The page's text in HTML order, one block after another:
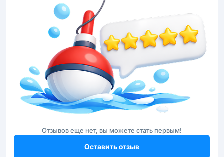
Отзывов еще нет, вы можете стать первым!
Оставить отзыв